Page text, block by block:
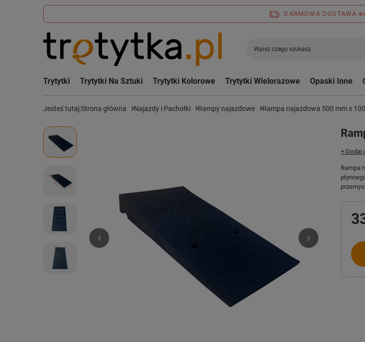
DARMOWA DOSTAWA
Trytytki Trytytki Na Sztuki Trytytki Kolorowe Trytytki Wielorazowe Opaski Inne
Jesteś tutaj:Strona główna Najazdy i Pachołki Rampy najazdowe Rampa najazdowa 500 mm x
+ Dodaj
Rampa